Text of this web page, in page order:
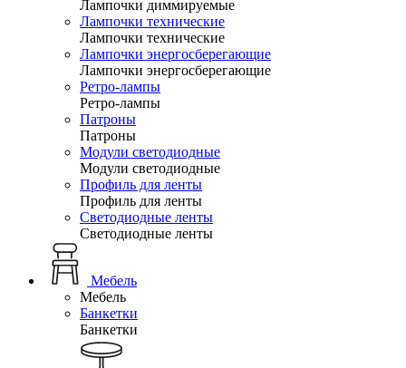
Лампочки диммируемые
Лампочки технические
Лампочки технические
Лампочки энергосберегающие
Лампочки энергосберегающие
Ретро-лампы
Ретро-лампы
Патроны
Патроны
Модули светодиодные
Модули светодиодные
Профиль для ленты
Профиль для ленты
Светодиодные ленты
Светодиодные ленты
Мебель
Мебель
Банкетки
Банкетки